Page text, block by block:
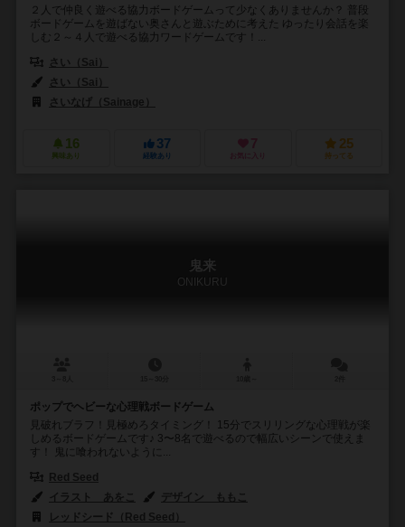
２人で仲良く遊べる協力ボードゲームって少なくありませんか？ 普段
ボードゲームを遊ばない奥さんと遊ぶために考えた ゆったり会話を楽
しむ２～４人で遊べる協力ワードゲームです！...
さい（Sai）
さい（Sai）
さいなげ（Sainage）
16
興味あり
37
経験あり
7
お気に入り
25
持ってる
鬼来
ONIKURU
ポップでヘビーな心理戦ボードゲーム
見破れブラフ！見極めろタイミング！ 15分でスリリングな心理戦が楽
しめるボードゲームです♪ 3〜8名で遊べるので幅広いシーンで使えま
す！ ‪鬼に喰われないように...
Red Seed
イラスト あをこ
デザイン ももこ
レッドシード（Red Seed）